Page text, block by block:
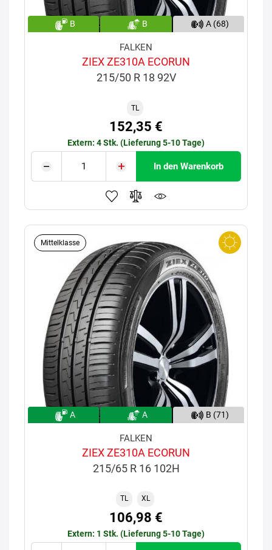
B B A (68)
FALKEN
ZIEX ZE310A ECORUN
215/50 R 18 92V
TL
152,35 €
Extern: 4 Stk. (Lieferung 5-10 Tage)
In den Warenkorb
Mittelklasse
A A B (71)
FALKEN
ZIEX ZE310A ECORUN
215/65 R 16 102H
TL XL
106,98 €
Extern: 1 Stk. (Lieferung 5-10 Tage)